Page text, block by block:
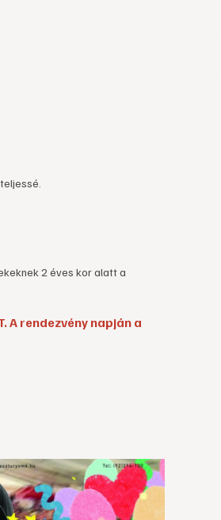
2 éves kor alatt a
A rendezvény napján a